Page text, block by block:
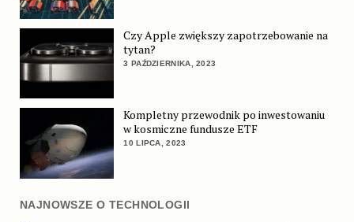
Czy Apple zwiększy zapotrzebowanie na
tytan?
3 PAŹDZIERNIKA, 2023
Kompletny przewodnik po inwestowaniu
w kosmiczne fundusze ETF
10 LIPCA, 2023
NAJNOWSZE O TECHNOLOGII